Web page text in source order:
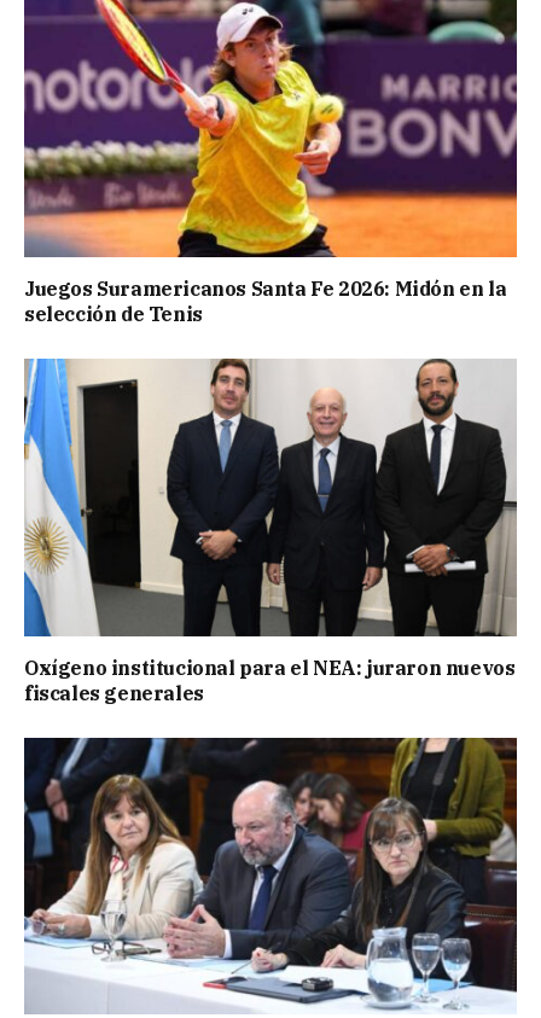
Juegos Suramericanos Santa Fe 2026: Midón en la
selección de Tenis
Oxígeno institucional para el NEA: juraron nuevos
fiscales generales